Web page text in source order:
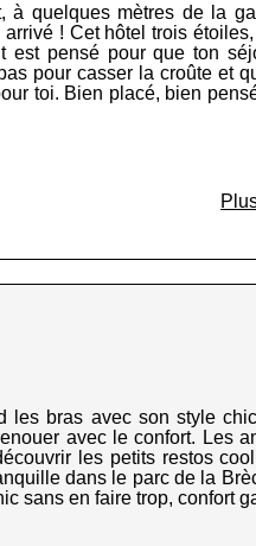
à quelques mètres de la
! Cet hôtel trois
est pensé pour que ton
pour casser la croûte et
toi. Bien placé, bien
les bras avec son style
avec le confort. Les
les petits restos
dans le parc de la
sans en faire trop, confort